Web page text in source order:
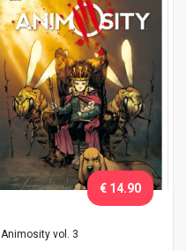
Animosity vol. 3
€ 14.90